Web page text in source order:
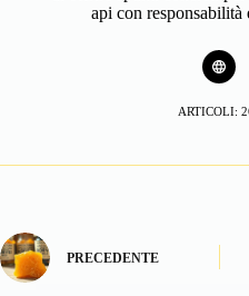
api con responsabilità
ARTICOLI:
PRECEDENTE